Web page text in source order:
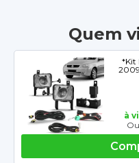
Quem
*Kit
à